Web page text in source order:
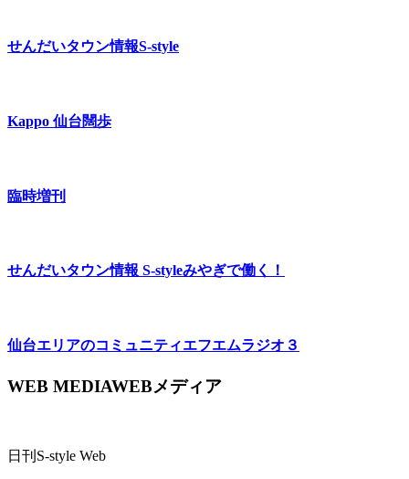
せんだいタウン情報S-style
Kappo 仙台闊歩
臨時増刊
せんだいタウン情報 S-styleみやぎで働く！
仙台エリアのコミュニティエフエムラジオ３
WEB MEDIAWEBメディア
日刊S-style Web